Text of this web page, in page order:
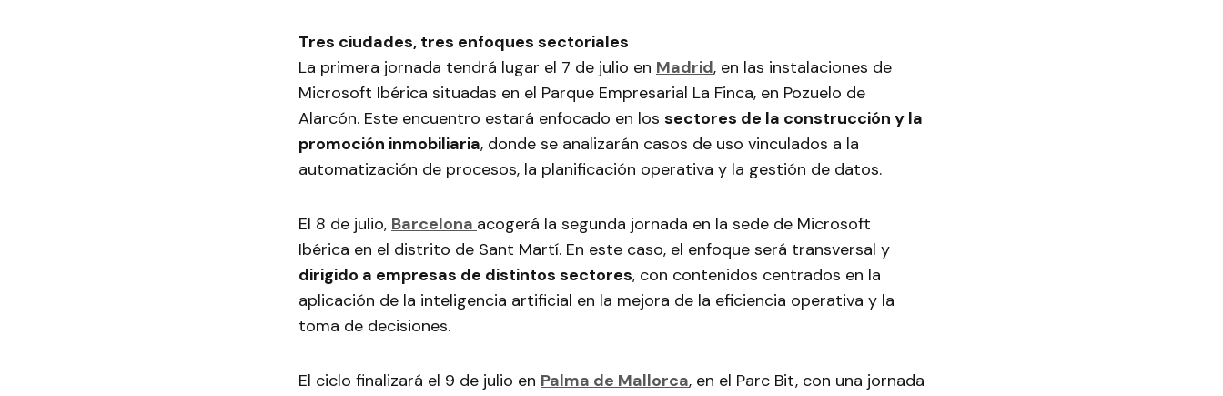
Tres ciudades, tres enfoques sectoriales
La primera jornada tendrá lugar el 7 de julio en Madrid, en las instalaciones de
Microsoft Ibérica situadas en el Parque Empresarial La Finca, en Pozuelo de
Alarcón. Este encuentro estará enfocado en los sectores de la construcción y la
promoción inmobiliaria, donde se analizarán casos de uso vinculados a la
automatización de procesos, la planificación operativa y la gestión de datos.
El 8 de julio, Barcelona acogerá la segunda jornada en la sede de Microsoft
Ibérica en el distrito de Sant Martí. En este caso, el enfoque será transversal y
dirigido a empresas de distintos sectores, con contenidos centrados en la
aplicación de la inteligencia artificial en la mejora de la eficiencia operativa y la
toma de decisiones.
El ciclo finalizará el 9 de julio en Palma de Mallorca, en el Parc Bit, con una jornada